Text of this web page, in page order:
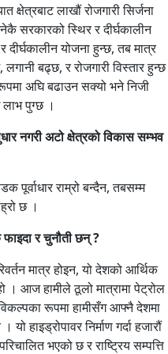
क्षेत्रबाट लाखौं रोजगारी सिर्जना
सरकारको स्थिर र दीर्घकालीन
योजना हुन्छ, तब मात्र
लगानी बढ्छ, र रोजगारी विस्तार हुन्छ
अघि बढाउन सक्यो भने निजी
लाभ पुग्छ ।
नगरी अटो क्षेत्रको विकास सम्भव
राम्रो बन्दैन, तबसम्म
छ ।
फाइदा र चुनौती छन् ?
मात्र होइन, यो देशको आर्थिक
। आज हामीले ठूलो मात्रामा पेट्रोल
रूपमा हामीसँग आफ्नै देशमा
हाइड्रोपावर निर्माण गर्दा हजारौं
भएको छ र राष्ट्रिय सम्पत्ति